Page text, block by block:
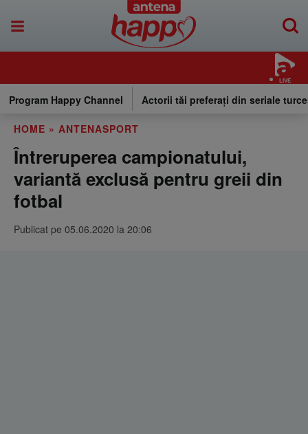
LIVE
Program Happy Channel Actorii tăi preferați din seriale
HOME » ANTENASPORT
Întreruperea campionatului,
variantă exclusă pentru greii din
fotbal
Publicat pe 05.06.2020 la 20:06